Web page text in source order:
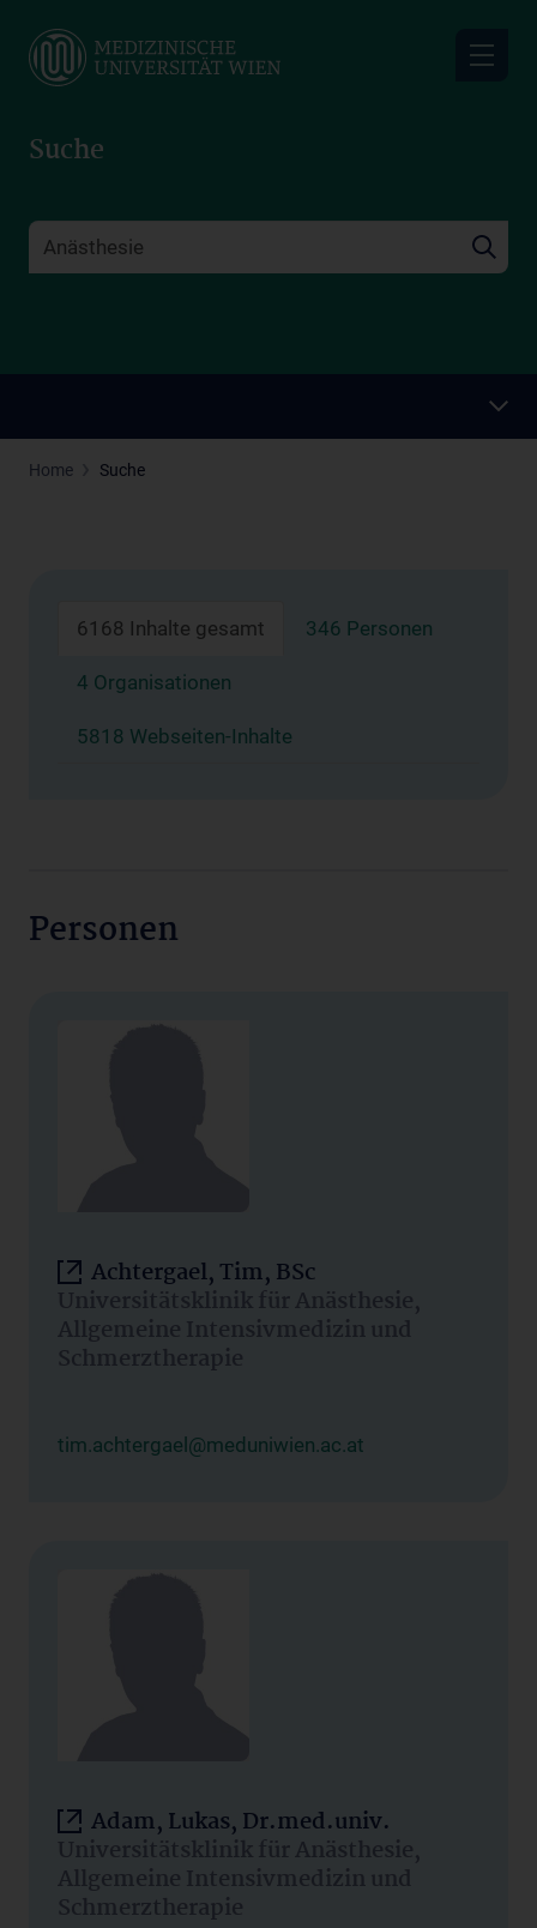
main
Suche
Home Suche
6168 Inhalte gesamt 346 Personen
4 Organisationen
5818 Webseiten-Inhalte
Personen
Achtergael, Tim, BSc
Universitätsklinik für Anästhesie,
Allgemeine Intensivmedizin und
Schmerztherapie
tim.achtergael@meduniwien.ac.at
Adam, Lukas, Dr.med.univ.
Universitätsklinik für Anästhesie,
Allgemeine Intensivmedizin und
Schmerztherapie